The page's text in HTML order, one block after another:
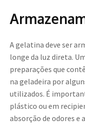
A gelatina deve ser
longe da luz direta.
preparações que
na geladeira por
utilizados. É
plástico ou em
absorção de odores e